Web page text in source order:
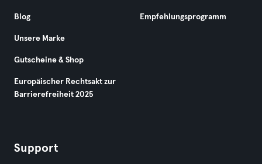
Blog
Unsere Marke
Gutscheine & Shop
Europäischer Rechtsakt zur
Barrierefreiheit 2025
Empfehlungsprogramm
Support